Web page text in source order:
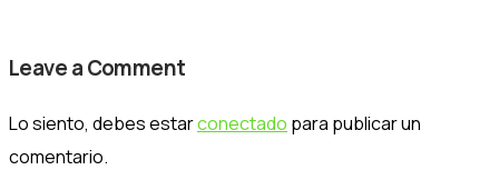
Leave a Comment
Lo siento, debes estarconectado para publicar un
comentario.